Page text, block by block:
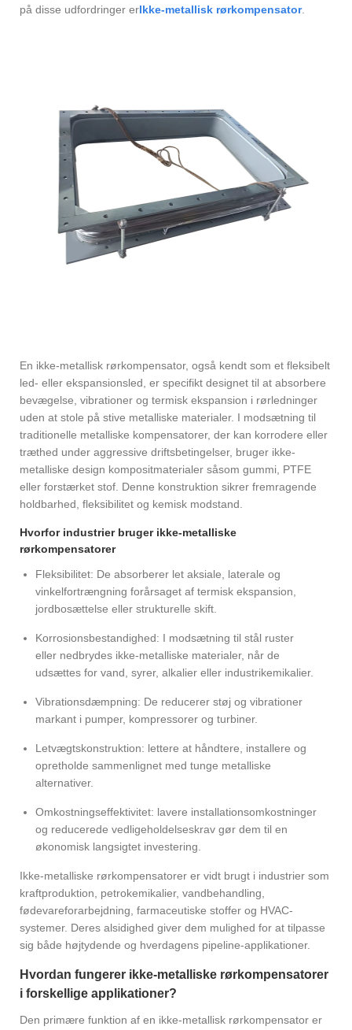
på disse udfordringer erIkke-metallisk rørkompensator.
En ikke-metallisk rørkompensator, også kendt som et fleksibelt
led- eller ekspansionsled, er specifikt designet til at absorbere
bevægelse, vibrationer og termisk ekspansion i rørledninger
uden at stole på stive metalliske materialer. I modsætning til
traditionelle metalliske kompensatorer, der kan korrodere eller
træthed under aggressive driftsbetingelser, bruger ikke-
metalliske design kompositmaterialer såsom gummi, PTFE
eller forstærket stof. Denne konstruktion sikrer fremragende
holdbarhed, fleksibilitet og kemisk modstand.
Hvorfor industrier bruger ikke-metalliske
rørkompensatorer
Fleksibilitet: De absorberer let aksiale, laterale og
vinkelfortrængning forårsaget af termisk ekspansion,
jordbosættelse eller strukturelle skift.
Korrosionsbestandighed: I modsætning til stål ruster
eller nedbrydes ikke-metalliske materialer, når de
udsættes for vand, syrer, alkalier eller industrikemikalier.
Vibrationsdæmpning: De reducerer støj og vibrationer
markant i pumper, kompressorer og turbiner.
Letvægtskonstruktion: lettere at håndtere, installere og
opretholde sammenlignet med tunge metalliske
alternativer.
Omkostningseffektivitet: lavere installationsomkostninger
og reducerede vedligeholdelseskrav gør dem til en
økonomisk langsigtet investering.
Ikke-metalliske rørkompensatorer er vidt brugt i industrier som
kraftproduktion, petrokemikalier, vandbehandling,
fødevareforarbejdning, farmaceutiske stoffer og HVAC-
systemer. Deres alsidighed giver dem mulighed for at tilpasse
sig både højtydende og hverdagens pipeline-applikationer.
Hvordan fungerer ikke-metalliske rørkompensatorer
i forskellige applikationer?
Den primære funktion af en ikke-metallisk rørkompensator er